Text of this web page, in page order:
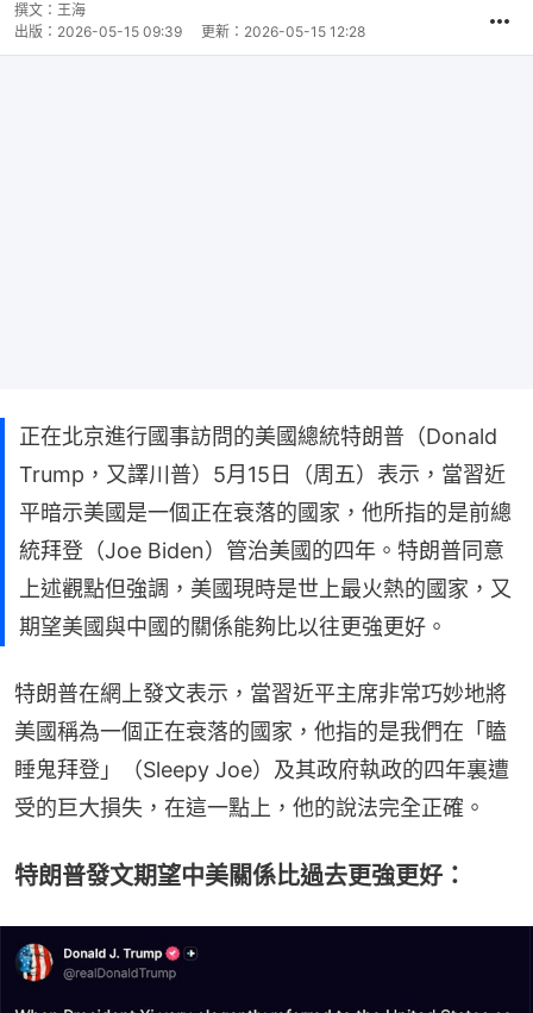
撰文： 王海
出版： 2026-05-15 09:39 更新： 2026-05-15 12:28
正在北京進行國事訪問的美國總統特朗普（Donald
Trump，又譯川普）5月15日（周五）表示，當習近
平暗示美國是一個正在衰落的國家，他所指的是前總
統拜登（Joe Biden）管治美國的四年。特朗普同意
上述觀點但強調，美國現時是世上最火熱的國家，又
期望美國與中國的關係能夠比以往更強更好。
特朗普在網上發文表示，當習近平主席非常巧妙地將
美國稱為一個正在衰落的國家，他指的是我們在「瞌
睡鬼拜登」（Sleepy Joe）及其政府執政的四年裏遭
受的巨大損失，在這一點上，他的說法完全正確。
特朗普發文期望中美關係比過去更強更好：